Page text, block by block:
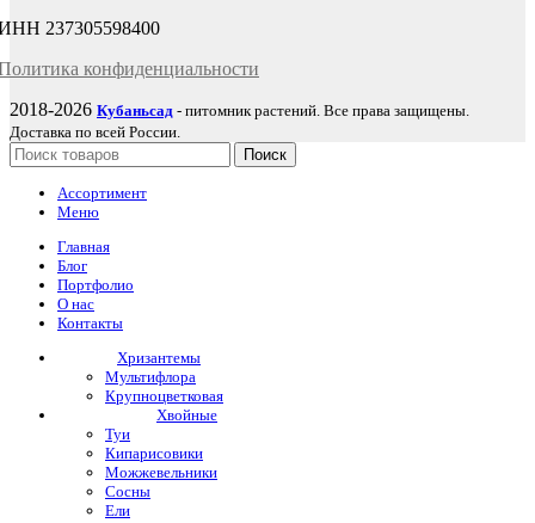
237305598400
конфиденциальности
2018-2026 Кубаньсад - питомник растений. Все права защищены.
Доставка по всей России.
Поиск
Ассортимент
Меню
Главная
Блог
Портфолио
О нас
Контакты
Хризантемы
Мультифлора
Крупноцветковая
Хвойные
Туи
Кипарисовики
Можжевельники
Сосны
Ели